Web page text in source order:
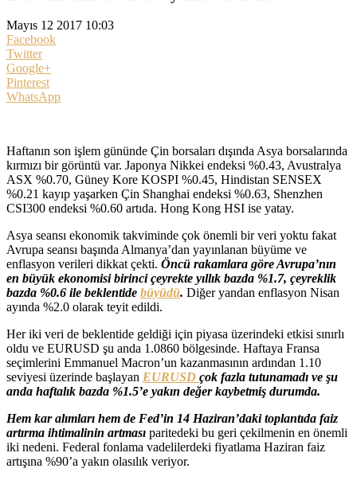
Mayıs 12 2017 10:03
Facebook
Twitter
Google+
Pinterest
WhatsApp
Haftanın son işlem gününde Çin borsaları dışında Asya borsalarında
kırmızı bir görüntü var. Japonya Nikkei endeksi %0.43, Avustralya
ASX %0.70, Güney Kore KOSPI %0.45, Hindistan SENSEX
%0.21 kayıp yaşarken Çin Shanghai endeksi %0.63, Shenzhen
CSI300 endeksi %0.60 artıda. Hong Kong HSI ise yatay.
Asya seansı ekonomik takviminde çok önemli bir veri yoktu fakat
Avrupa seansı başında Almanya’dan yayınlanan büyüme ve
enflasyon verileri dikkat çekti. Öncü rakamlara göre Avrupa’nın
en büyük ekonomisi birinci çeyrekte yıllık bazda %1.7, çeyreklik
bazda %0.6 ile beklentide büyüdü. Diğer yandan enflasyon Nisan
ayında %2.0 olarak teyit edildi.
Her iki veri de beklentide geldiği için piyasa üzerindeki etkisi sınırlı
oldu ve EURUSD şu anda 1.0860 bölgesinde. Haftaya Fransa
seçimlerini Emmanuel Macron’un kazanmasının ardından 1.10
seviyesi üzerinde başlayan EURUSD çok fazla tutunamadı ve şu
anda haftalık bazda %1.5’e yakın değer kaybetmiş durumda.
Hem kar alımları hem de Fed’in 14 Haziran’daki toplantıda faiz
artırma ihtimalinin artması paritedeki bu geri çekilmenin en önemli
iki nedeni. Federal fonlama vadelilerdeki fiyatlama Haziran faiz
artışına %90’a yakın olasılık veriyor.